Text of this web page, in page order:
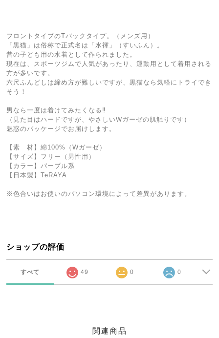
フロントタイプのTバックタイプ。（メンズ用）
「黒猫」は俗称で正式名は「水褌」（すいふん）。
昔の子ども用の水着として作られました。
現在は、スポーツジムで人気があったり、運動用として着用される
方が多いです。
六尺ふんどしは締め方が難しいですが、黒猫なら気軽にトライでき
そう！
男なら一度は着けてみたくなる‼
（見た目はハードですが、やさしいWガーゼの肌触りです）
魅惑のパッケージでお届けします。
【素 材】綿100%（Wガーゼ）
【サイズ】フリー（男性用）
【カラー】パープル系
【日本製】TeRAYA
※色合いはお使いのパソコン環境によって差異があります。
ショップの評価
すべて 49 0 0
関連商品